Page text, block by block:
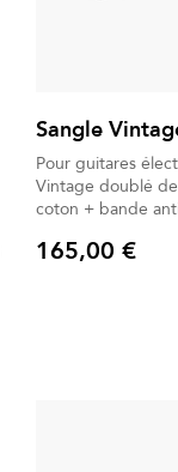
Sangle
Pour guitares
Vintage doublé
coton + bande
Prix
165,00 €